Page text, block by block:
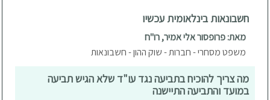
חשבונאות בינלאומית עכשיו
מאת: פרופסור אלי אמיר, רו"ח
משפט מסחרי - חברות - שוק ההון - חשבונאות
מה צריך להוכיח בתביעה נגד עו"ד שלא הגיש תביעה
במועד והתביעה התיישנה